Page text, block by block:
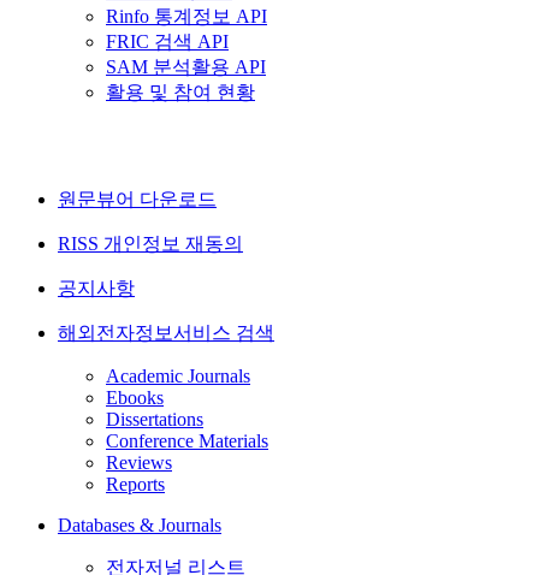
Rinfo 통계정보 API
FRIC 검색 API
SAM 분석활용 API
활용 및 참여 현황
원문뷰어 다운로드
RISS 개인정보 재동의
공지사항
해외전자정보서비스 검색
Academic Journals
Ebooks
Dissertations
Conference Materials
Reviews
Reports
Databases & Journals
전자저널 리스트